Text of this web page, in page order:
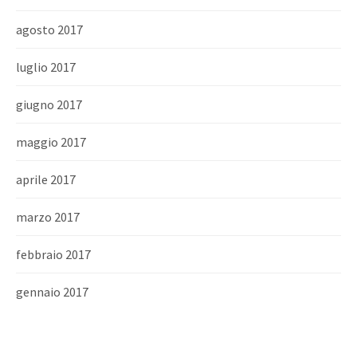
agosto 2017
luglio 2017
giugno 2017
maggio 2017
aprile 2017
marzo 2017
febbraio 2017
gennaio 2017